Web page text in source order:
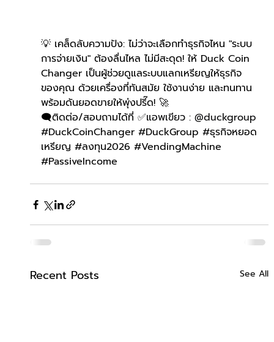
💡 เคล็ดลับความปัง: ไม่ว่าจะเลือกทำธุรกิจไหน "ระบบ
การจ่ายเงิน" ต้องลื่นไหล ไม่มีสะดุด! ให้ Duck Coin
Changer เป็นผู้ช่วยดูแลระบบแลกเหรียญให้ธุรกิจ
ของคุณ ด้วยเครื่องที่ทันสมัย ใช้งานง่าย และทนทาน
พร้อมดันยอดขายให้พุ่งปรี๊ด! 🚀
🗨️ติดต่อ/สอบถามได้ที่ ✅แอพเขียว : @duckgroup
#DuckCoinChanger #DuckGroup #ธุรกิจหยอด
เหรียญ #ลงทุน2026 #VendingMachine
#PassiveIncome
Recent Posts See All